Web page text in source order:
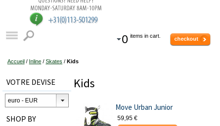
0 items in cart. checkout
Accueil / Inline / Skates / Kids
Kids
Move Urban Junior
59,95 €
VOTRE DEVISE
SHOP BY